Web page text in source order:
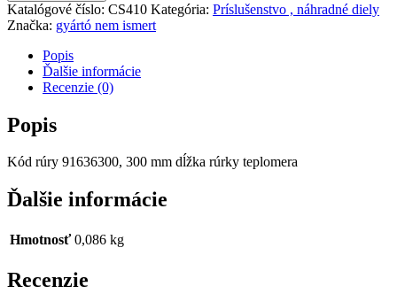
Katalógové číslo: CS410 Kategória: Príslušenstvo , náhradné diely
Značka: gyártó nem ismert
Popis
Ďalšie informácie
Recenzie (0)
Popis
Kód rúry 91636300, 300 mm dĺžka rúrky teplomera
Ďalšie informácie
Hmotnosť 0,086 kg
Recenzie